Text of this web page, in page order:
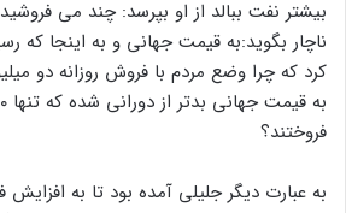
پزشکیان آرام آرام حریف را از منطقه امن
شخصی کردن بحث مدعاهای او را زیر سوال
بیشتر نفت ببالد از او بپرسد: چند می فروشید
ناچار بگوید:‌به قیمت جهانی و به اینجا که
کرد که چرا وضع مردم با فروش روزانه دو
فروختند؟